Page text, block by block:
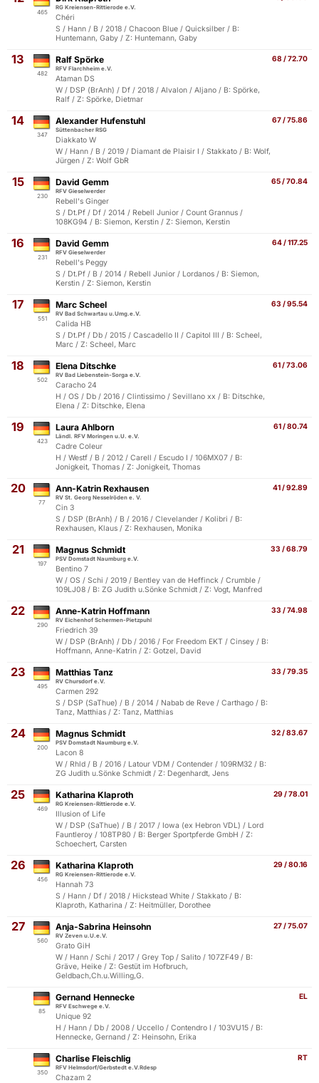
465
RG Kreiensen-Rittierode e.V.
Chéri
S / Hann / B / 2018 / Chacoon Blue / Quicksilber / B:
Huntemann, Gaby / Z: Huntemann, Gaby
13
482
68 / 72.70
Ralf Spörke
RFV Flarchheim e.V.
Ataman DS
W / DSP (BrAnh) / Df / 2018 / Alvalon / Aljano / B: Spörke,
Ralf / Z: Spörke, Dietmar
14
347
67 / 75.86
Alexander Hufenstuhl
Süttenbacher RSG
Diakkato W
W / Hann / B / 2019 / Diamant de Plaisir I / Stakkato / B: Wolf,
Jürgen / Z: Wolf GbR
15
230
65 / 70.84
David Gemm
RFV Gieselwerder
Rebell's Ginger
S / Dt.Pf / Df / 2014 / Rebell Junior / Count Grannus /
108KG94 / B: Siemon, Kerstin / Z: Siemon, Kerstin
16
231
64 / 117.25
David Gemm
RFV Gieselwerder
Rebell's Peggy
S / Dt.Pf / B / 2014 / Rebell Junior / Lordanos / B: Siemon,
Kerstin / Z: Siemon, Kerstin
17
551
63 / 95.54
Marc Scheel
RV Bad Schwartau u.Umg.e.V.
Calida HB
S / Dt.Pf / Db / 2015 / Cascadello II / Capitol III / B: Scheel,
Marc / Z: Scheel, Marc
18
502
61 / 73.06
Elena Ditschke
RV Bad Liebenstein-Sorga e.V.
Caracho 24
H / OS / Db / 2016 / Clintissimo / Sevillano xx / B: Ditschke,
Elena / Z: Ditschke, Elena
19
423
61 / 80.74
Laura Ahlborn
Ländl. RFV Moringen u.U. e.V.
Cadre Coleur
H / Westf / B / 2012 / Carell / Escudo I / 106MX07 / B:
Jonigkeit, Thomas / Z: Jonigkeit, Thomas
20
77
41 / 92.89
Ann-Katrin Rexhausen
RV St. Georg Nesselröden e. V.
Cin 3
S / DSP (BrAnh) / B / 2016 / Clevelander / Kolibri / B:
Rexhausen, Klaus / Z: Rexhausen, Monika
21
197
33 / 68.79
Magnus Schmidt
PSV Domstadt Naumburg e.V.
Bentino 7
W / OS / Schi / 2019 / Bentley van de Heffinck / Crumble /
109LJ08 / B: ZG Judith u.Sönke Schmidt / Z: Vogt, Manfred
22
290
33 / 74.98
Anne-Katrin Hoffmann
RV Eichenhof Schermen-Pietzpuhl
Friedrich 39
W / DSP (BrAnh) / Db / 2016 / For Freedom EKT / Cinsey / B:
Hoffmann, Anne-Katrin / Z: Gotzel, David
23
495
33 / 79.35
Matthias Tanz
RV Chursdorf e.V.
Carmen 292
S / DSP (SaThue) / B / 2014 / Nabab de Reve / Carthago / B:
Tanz, Matthias / Z: Tanz, Matthias
24
200
32 / 83.67
Magnus Schmidt
PSV Domstadt Naumburg e.V.
Lacon 8
W / Rhld / B / 2016 / Latour VDM / Contender / 109RM32 / B:
ZG Judith u.Sönke Schmidt / Z: Degenhardt, Jens
25
469
29 / 78.01
Katharina Klaproth
RG Kreiensen-Rittierode e.V.
Illusion of Life
W / DSP (SaThue) / B / 2017 / Iowa (ex Hebron VDL) / Lord
Fauntleroy / 108TP80 / B: Berger Sportpferde GmbH / Z:
Schoechert, Carsten
26
456
29 / 80.16
Katharina Klaproth
RG Kreiensen-Rittierode e.V.
Hannah 73
S / Hann / Df / 2018 / Hickstead White / Stakkato / B:
Klaproth, Katharina / Z: Heitmüller, Dorothee
27
560
27 / 75.07
Anja-Sabrina Heinsohn
RV Zeven u.U.e.V.
Grato GiH
W / Hann / Schi / 2017 / Grey Top / Salito / 107ZF49 / B:
Gräve, Heike / Z: Gestüt im Hofbruch,
Geldbach,Ch.u.Willing,G.
85
EL
Gernand Hennecke
RFV Eschwege e.V.
Unique 92
H / Hann / Db / 2008 / Uccello / Contendro I / 103VU15 / B:
Hennecke, Gernand / Z: Heinsohn, Erika
350
RT
Charlise Fleischlig
RFV Helmsdorf/Gerbstedt e.V.Rdesp
Chazam 2